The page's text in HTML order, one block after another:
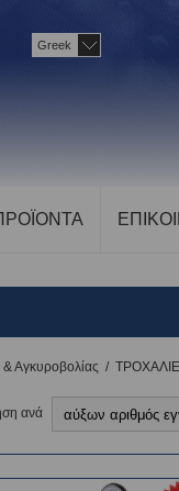
Greek
Αγκυροβολίας /
ανά